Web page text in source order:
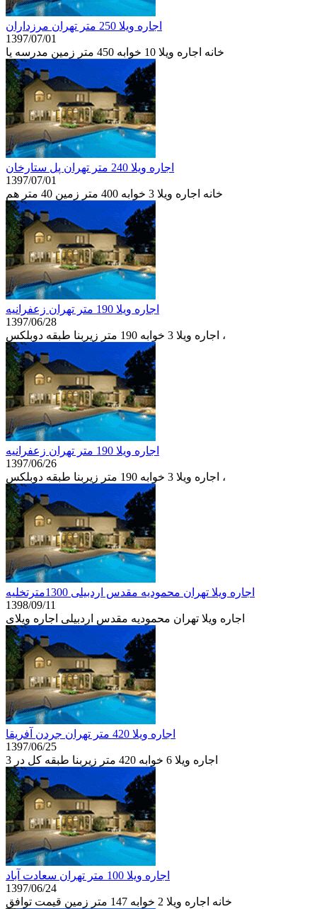
اجاره ويلا 250 متر تهران مرزداران
1397/07/01
خانه اجاره ويلا 10 خوابه 450 متر زمین مدرسه يا
اجاره ويلا 240 متر تهران پل ستارخان
1397/07/01
خانه اجاره ويلا 3 خوابه 400 متر زمین 40 متر هم
اجاره ويلا 190 متر تهران زعفرانيه
1397/06/28
اجاره ويلا 3 خوابه 190 متر زیربنا طبقه دوبلكس ،
اجاره ويلا 190 متر تهران زعفرانيه
1397/06/26
اجاره ويلا 3 خوابه 190 متر زیربنا طبقه دوبلكس ،
اجاره ویلا تهران محمودیه مقدس اردبیلی 1300مترتخلیه
1398/09/11
اجاره ویلا تهران محمودیه مقدس اردبیلی اجاره ویلای
اجاره ويلا 420 متر تهران جردن آفريقا
1397/06/25
اجاره ويلا 6 خوابه 420 متر زیربنا طبقه كل در 3
اجاره ويلا 100 متر تهران سعادت آباد
1397/06/24
خانه اجاره ويلا 2 خوابه 147 متر زمین قيمت توافق